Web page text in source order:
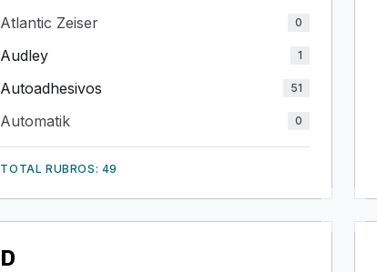
Atlantic Zeiser 0
Audley 1
Autoadhesivos 51
Automatik 0
TOTAL RUBROS: 49
D